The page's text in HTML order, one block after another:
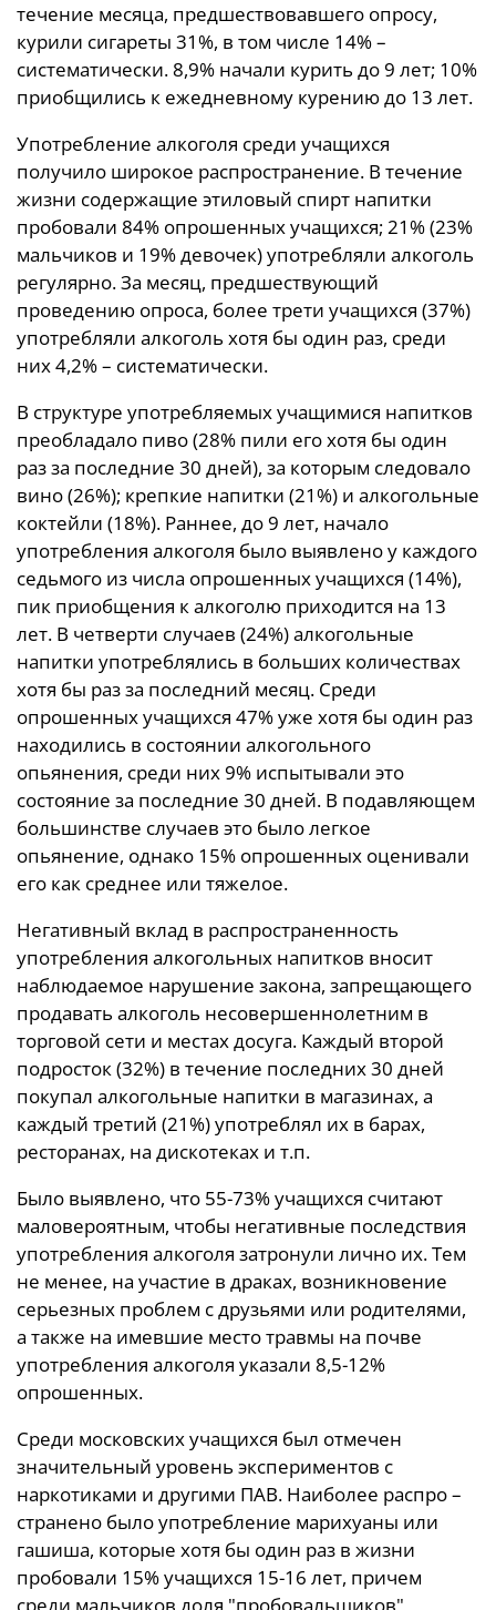
течение месяца, предшествовавшего опросу,
курили сигареты 31%, в том числе 14% –
систематически. 8,9% начали курить до 9 лет; 10%
приобщились к ежедневному курению до 13 лет.
Употребление алкоголя среди учащихся
получило широкое распространение. В течение
жизни содержащие этиловый спирт напитки
пробовали 84% опрошенных учащихся; 21% (23%
мальчиков и 19% девочек) употребляли алкоголь
регулярно. За месяц, предшествующий
проведению опроса, более трети учащихся (37%)
употребляли алкоголь хотя бы один раз, среди
них 4,2% – систематически.
В структуре употребляемых учащимися напитков
преобладало пиво (28% пили его хотя бы один
раз за последние 30 дней), за которым следовало
вино (26%); крепкие напитки (21%) и алкогольные
коктейли (18%). Раннее, до 9 лет, начало
употребления алкоголя было выявлено у каждого
седьмого из числа опрошенных учащихся (14%),
пик приобщения к алкоголю приходится на 13
лет. В четверти случаев (24%) алкогольные
напитки употреблялись в больших количествах
хотя бы раз за последний месяц. Среди
опрошенных учащихся 47% уже хотя бы один раз
находились в состоянии алкогольного
опьянения, среди них 9% испытывали это
состояние за последние 30 дней. В подавляющем
большинстве случаев это было легкое
опьянение, однако 15% опрошенных оценивали
его как среднее или тяжелое.
Негативный вклад в распространенность
употребления алкогольных напитков вносит
наблюдаемое нарушение закона, запрещающего
продавать алкоголь несовершеннолетним в
торговой сети и местах досуга. Каждый второй
подросток (32%) в течение последних 30 дней
покупал алкогольные напитки в магазинах, а
каждый третий (21%) употреблял их в барах,
ресторанах, на дискотеках и т.п.
Было выявлено, что 55-73% учащихся считают
маловероятным, чтобы негативные последствия
употребления алкоголя затронули лично их. Тем
не менее, на участие в драках, возникновение
серьезных проблем с друзьями или родителями,
а также на имевшие место травмы на почве
употребления алкоголя указали 8,5-12%
опрошенных.
Среди московских учащихся был отмечен
значительный уровень экспериментов с
наркотиками и другими ПАВ. Наиболее распро –
странено было употребление марихуаны или
гашиша, которые хотя бы один раз в жизни
пробовали 15% учащихся 15-16 лет, причем